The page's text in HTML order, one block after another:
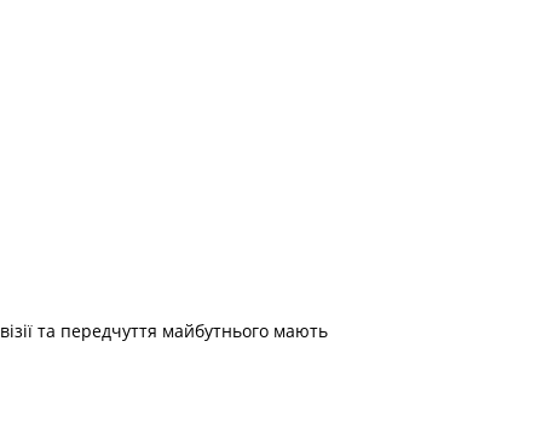
та передчуття майбутнього мають